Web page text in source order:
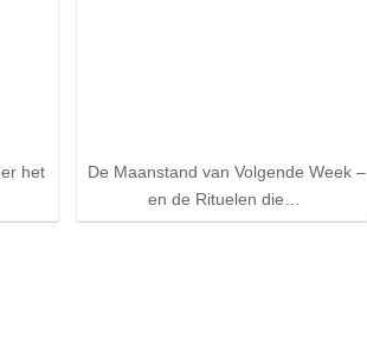
het
De Maanstand van Volgende Week –
en de Rituelen die…